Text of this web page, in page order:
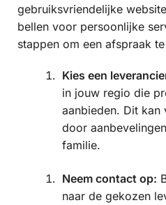
gebruiksvriendelijke
bellen voor persoonlijke
stappen om een afspraak
Kies een
in jouw regio die
aanbieden. Dit
door
familie.
Neem contact op:
naar de gekozen